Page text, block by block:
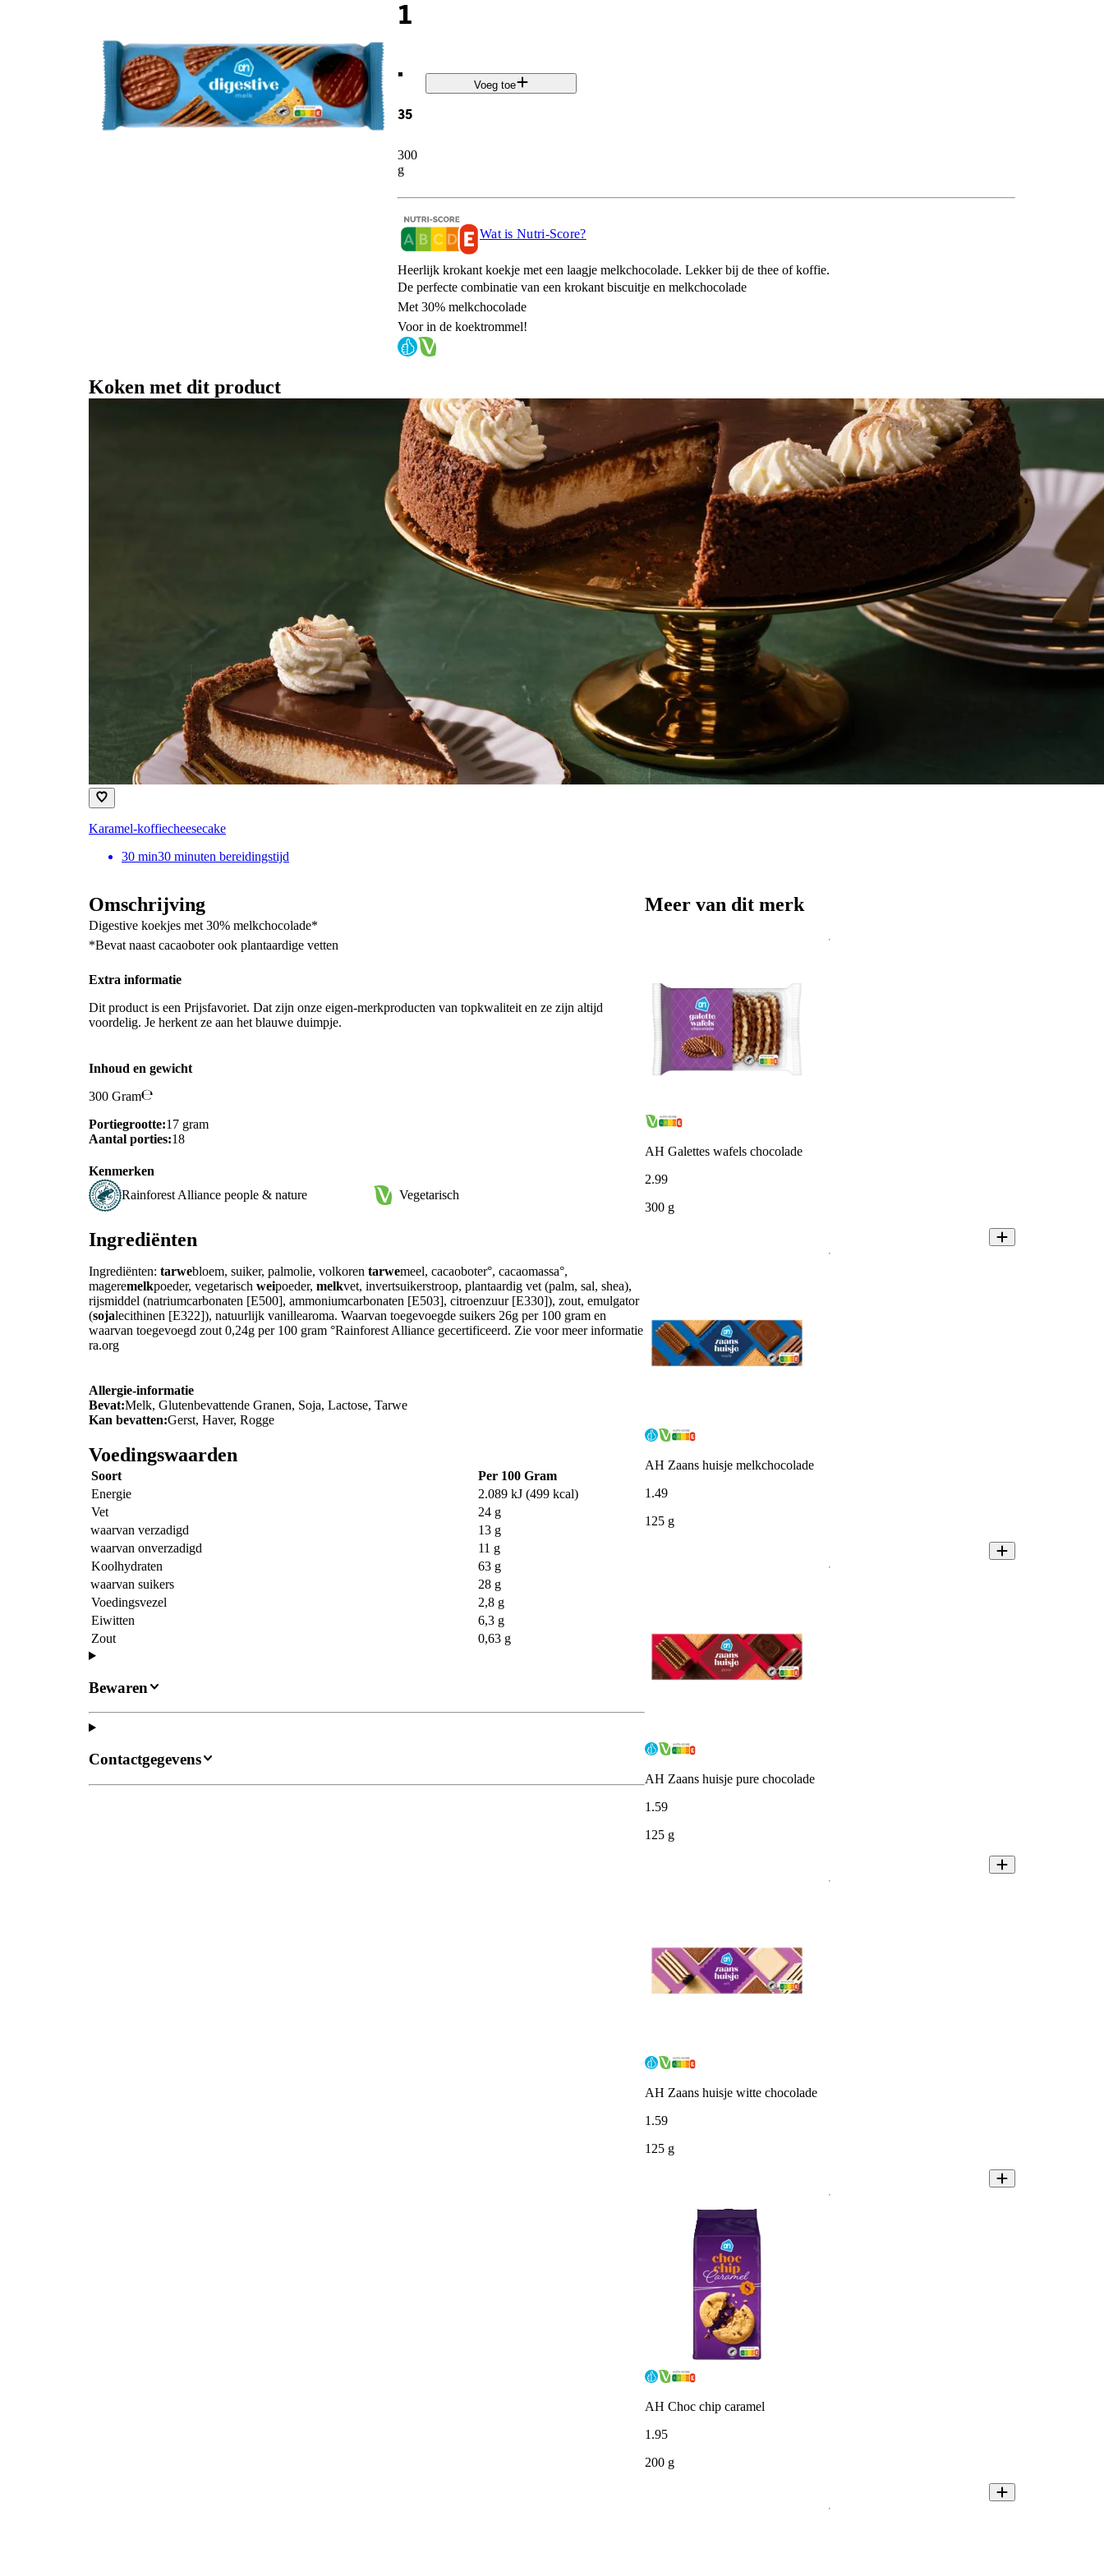
1
.
35
300
g
Voeg toe
Wat is Nutri-Score?
Heerlijk krokant koekje met een laagje melkchocolade. Lekker bij de thee of koffie.​
De perfecte combinatie van een krokant biscuitje en melkchocolade​
Met 30% melkchocolade​
Voor in de koektrommel!​
Koken met dit product
Karamel-koffiecheesecake
30 min30 minuten bereidingstijd
Omschrijving
Digestive koekjes met 30% melkchocolade*
*Bevat naast cacaoboter ook plantaardige vetten
Extra informatie
Dit product is een Prijsfavoriet. Dat zijn onze eigen-merkproducten van topkwaliteit en ze zijn altijd
voordelig. Je herkent ze aan het blauwe duimpje.
Inhoud en gewicht
300 Gram
Portiegrootte:17 gram
Aantal porties:18
Kenmerken
Rainforest Alliance people & nature
Vegetarisch
Ingrediënten
Ingrediënten: tarwebloem, suiker, palmolie, volkoren tarwemeel, cacaoboter°, cacaomassa°,
mageremelkpoeder, vegetarisch weipoeder, melkvet, invertsuikerstroop, plantaardig vet (palm, sal, shea),
rijsmiddel (natriumcarbonaten [E500], ammoniumcarbonaten [E503], citroenzuur [E330]), zout, emulgator
(sojalecithinen [E322]), natuurlijk vanillearoma. Waarvan toegevoegde suikers 26g per 100 gram en
waarvan toegevoegd zout 0,24g per 100 gram °Rainforest Alliance gecertificeerd. Zie voor meer informatie
ra.org
Allergie-informatie
Bevat:Melk, Glutenbevattende Granen, Soja, Lactose, Tarwe
Kan bevatten:Gerst, Haver, Rogge
Voedingswaarden
Soort
Per 100 Gram
Energie
2.089 kJ (499 kcal)
Vet
24 g
waarvan verzadigd
13 g
waarvan onverzadigd
11 g
Koolhydraten
63 g
waarvan suikers
28 g
Voedingsvezel
2,8 g
Eiwitten
6,3 g
Zout
0,63 g
Bewaren
Contactgegevens
Meer van dit merk
AH Galettes wafels chocolade
2.99
300 g
AH Zaans huisje melkchocolade
1 .49
125 g
AH Zaans huisje pure chocolade
1 .59
125 g
AH Zaans huisje witte chocolade
1 .59
125 g
AH Choc chip caramel
1 .95
200 g